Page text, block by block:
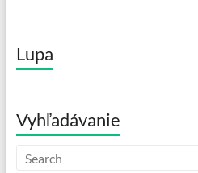
Lupa
Vyhľadávanie